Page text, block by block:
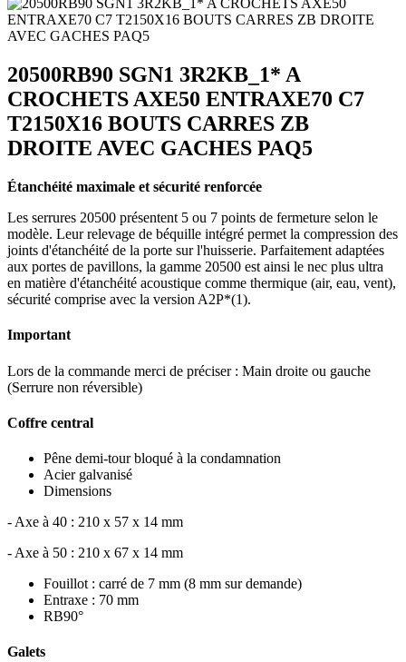
20500RB90 SGN1 3R2KB_1* A
CROCHETS AXE50 ENTRAXE70 C7
T2150X16 BOUTS CARRES ZB
DROITE AVEC GACHES PAQ5
Étanchéité maximale et sécurité renforcée
Les serrures 20500 présentent 5 ou 7 points de fermeture selon le
modèle. Leur relevage de béquille intégré permet la compression des
joints d'étanchéité de la porte sur l'huisserie. Parfaitement adaptées
aux portes de pavillons, la gamme 20500 est ainsi le nec plus ultra
en matière d'étanchéité acoustique comme thermique (air, eau, vent),
sécurité comprise avec la version A2P*(1).
Important
Lors de la commande merci de préciser : Main droite ou gauche
(Serrure non réversible)
Coffre central
Pêne demi-tour bloqué à la condamnation
Acier galvanisé
Dimensions
- Axe à 40 : 210 x 57 x 14 mm
- Axe à 50 : 210 x 67 x 14 mm
Fouillot : carré de 7 mm (8 mm sur demande)
Entraxe : 70 mm
RB90°
Galets